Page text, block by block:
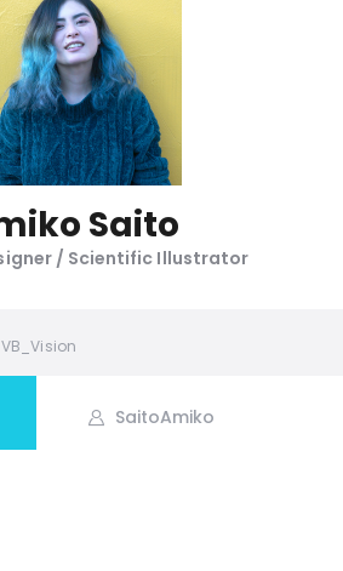
Saito
/ Scientific Illustrator
VB_Vision
SaitoAmiko